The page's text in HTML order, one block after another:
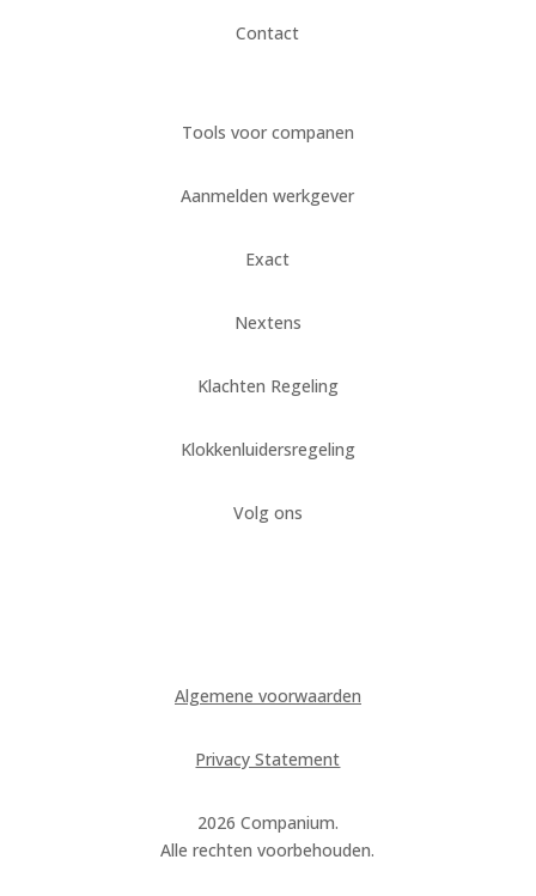
Contact
Tools voor companen
Aanmelden werkgever
Exact
Nextens
Klachten Regeling
Klokkenluidersregeling
Volg ons
Algemene voorwaarden
Privacy Statement
2026 Companium.
Alle rechten voorbehouden.